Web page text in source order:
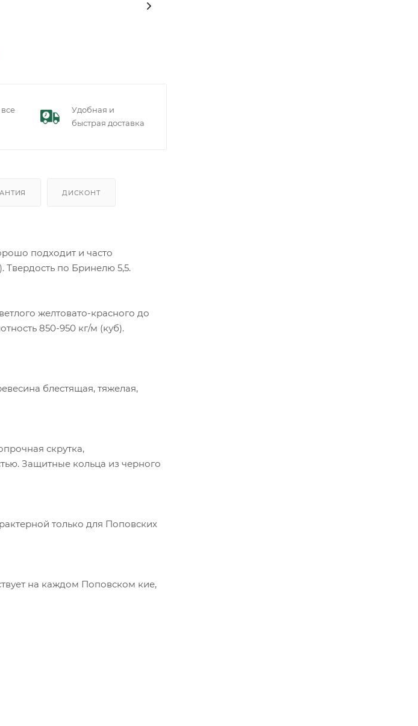
Удобная и
быстрая доставка
ДИСКОНТ
подходит и часто
Твердость по Бринелю 5,5.
желтовато-красного до
850-950 кг/м (куб).
блестящая, тяжелая,
скрутка,
Защитные кольца из черного
только для Поповских
на каждом Поповском кие,